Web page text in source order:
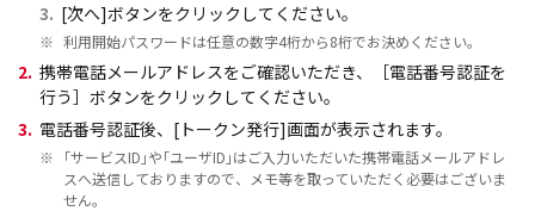
3. [次へ]ボタンをクリックしてください。
※ 利用開始パスワードは任意の数字4桁から8桁でお決めください。
2. 携帯電話メールアドレスをご確認いただき、［電話番号認証を
行う］ボタンをクリックしてください。
3. 電話番号認証後、[トークン発行]画面が表示されます。
※
｢サービスID｣や｢ユーザID｣はご入力いただいた携帯電話メールアドレ
スへ送信しておりますので、メモ等を取っていただく必要はございま
せん。